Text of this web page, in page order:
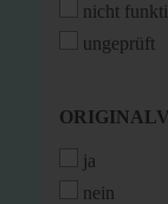
nicht
ungeprüft
ja
nein